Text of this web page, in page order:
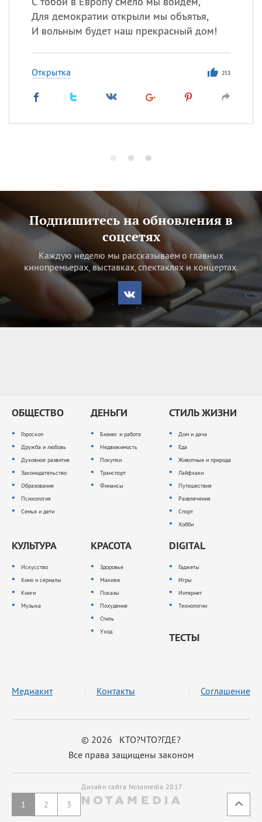
Для демократии открыли мы объятья,
И вольным будет наш прекрасный дом!
Открытка 253
1 2 3
Подпишитесь на обновления в
соцсетях
Каждую неделю мы рассказываем о главных
кинопремьерах, выставках, спектаклях и концертах.
ОБЩЕСТВО
Гороскоп
Дружба и любовь
Духовное развитие
Законодательство
Образование
Психология
Семья и дети
ДЕНЬГИ
Бизнес и работа
Недвижимость
Покупки
Транспорт
Финансы
СТИЛЬ ЖИЗНИ
Дом и дача
Еда
Животные и природа
Лайфхаки
Путешествия
Развлечения
Спорт
Хобби
КУЛЬТУРА
Искусство
Кино и сериалы
Книги
Музыка
КРАСОТА
Здоровье
Макияж
Показы
Похудение
Стиль
Уход
DIGITAL
Гаджеты
Игры
Интернет
Технологии
ТЕСТЫ
© 2026 КТО?ЧТО?ГДЕ?
Все права защищены законом
Медиакит Контакты Соглашение
Дизайн сайта Notamedia 2017